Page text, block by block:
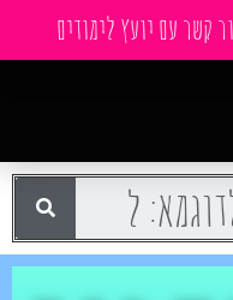
קשר עם יועץ לימודים